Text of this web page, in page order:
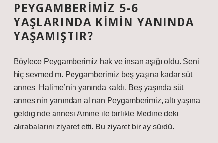
PEYGAMBERIMIZ 5-6
YAŞLARINDA KIMIN YANINDA
YAŞAMIŞTIR?
Böylece Peygamberimiz hak ve insan aşığı oldu. Seni
hiç sevmedim. Peygamberimiz beş yaşına kadar süt
annesi Halime’nin yanında kaldı. Beş yaşında süt
annesinin yanından alınan Peygamberimiz, altı yaşına
geldiğinde annesi Amine ile birlikte Medine’deki
akrabalarını ziyaret etti. Bu ziyaret bir ay sürdü.